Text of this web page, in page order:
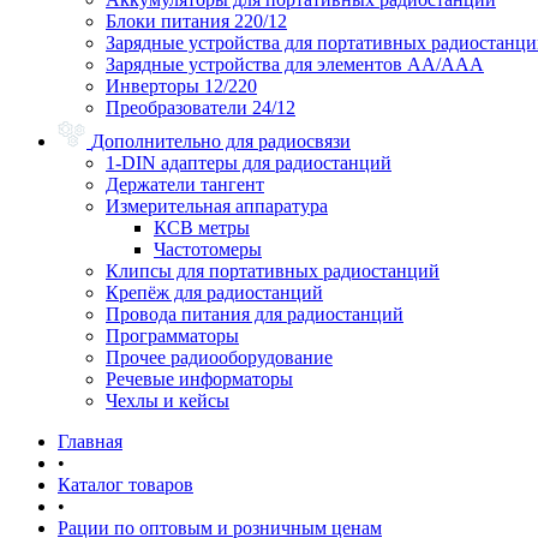
Блоки питания 220/12
Зарядные устройства для портативных
Зарядные устройства для элементов АА/ААА
Инверторы 12/220
Преобразователи 24/12
Дополнительно для радиосвязи
1-DIN адаптеры для радиостанций
Держатели тангент
Измерительная аппаратура
КСВ метры
Частотомеры
Клипсы для портативных радиостанций
Крепёж для радиостанций
Провода питания для радиостанций
Программаторы
Прочее радиооборудование
Речевые информаторы
Чехлы и кейсы
Главная
•
Каталог товаров
•
Рации по оптовым и розничным ценам